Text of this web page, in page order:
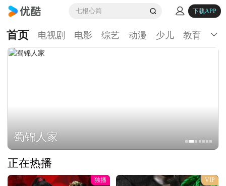
七根心简 下载APP
首页 电视剧 电影 综艺 动漫 少儿 教育 生
蜀锦人家
正在热播
独播 VIP